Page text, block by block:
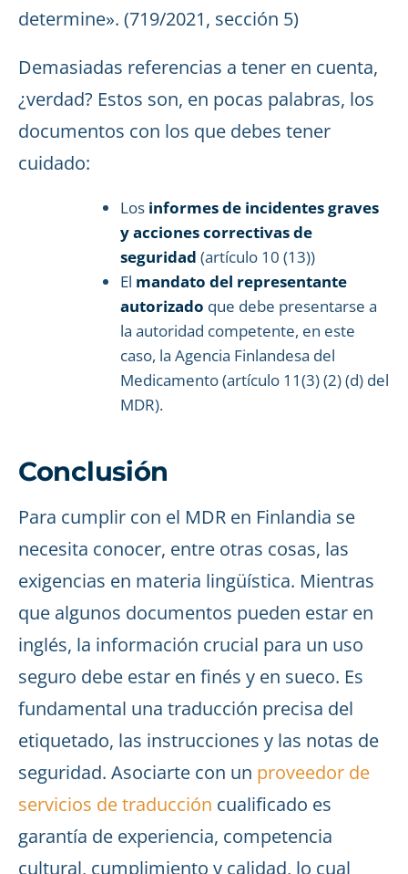
determine». (719/2021, sección 5)
Demasiadas referencias a tener en cuenta,
¿verdad? Estos son, en pocas palabras, los
documentos con los que debes tener
cuidado:
Los informes de incidentes graves
y acciones correctivas de
seguridad (artículo 10 (13))
El mandato del representante
autorizado que debe presentarse a
la autoridad competente, en este
caso, la Agencia Finlandesa del
Medicamento (artículo 11(3) (2) (d) del
MDR).
Conclusión
Para cumplir con el MDR en Finlandia se
necesita conocer, entre otras cosas, las
exigencias en materia lingüística. Mientras
que algunos documentos pueden estar en
inglés, la información crucial para un uso
seguro debe estar en finés y en sueco. Es
fundamental una traducción precisa del
etiquetado, las instrucciones y las notas de
seguridad. Asociarte con un proveedor de
servicios de traducción cualificado es
garantía de experiencia, competencia
cultural, cumplimiento y calidad, lo cual